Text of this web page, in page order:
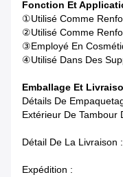
Fonction Et
①Utilisé Comme
②Utilisé Comme
③Employé En
④Utilisé Dans Des
Emballage Et
Détails De
Extérieur De Tambour
Détail De La Livraison
Expédition :